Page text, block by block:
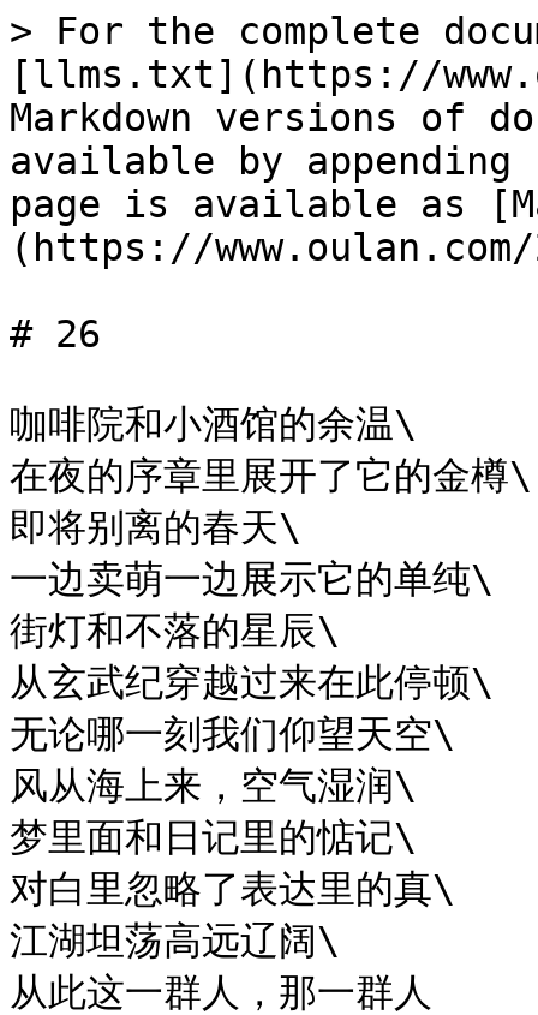
> For the complete
[llms.txt](https://
Markdown versions of
available by
page is available as
(https://
# 26
咖啡院和小酒馆的余温\
在夜的序章里展开了它的金樽\
即将别离的春天\
一边卖萌一边展示它的单纯\
街灯和不落的星辰\
从玄武纪穿越过来在此停顿\
无论哪一刻我们仰望天空\
风从海上来，空气湿润\
梦里面和日记里的惦记\
对白里忽略了表达里的真\
江湖坦荡高远辽阔\
从此这一群人，那一群人